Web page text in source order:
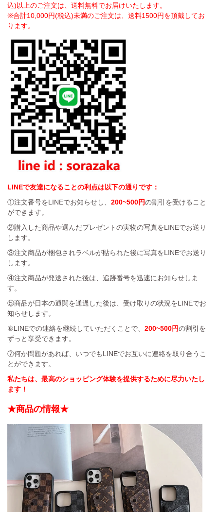
込)以上のご注文は、送料無料でお届けいたします。
※合計10,000円(税込)未満のご注文は、送料1500円を頂戴してお
ります。
LINEで友達になることの利点は以下の通りです：
①注文番号をLINEでお知らせし、 200~500円の割引を受けること
ができます。
②購入した商品や選んだプレゼントの実物の写真をLINEでお送り
します。
③注文商品が梱包されラベルが貼られた後に写真をLINEでお送り
します。
④注文商品が発送された後は、追跡番号を迅速にお知らせしま
す。
⑤商品が日本の通関を通過した後は、受け取りの状況をLINEでお
知らせします。
⑥LINEでの連絡を継続していただくことで、 200~500円の割引を
ずっと享受できます。
⑦何か問題があれば、いつでもLINEでお互いに連絡を取り合うこ
とができます。
私たちは、最高のショッピング体験を提供するために尽力いたし
ます！
★商品の情報★